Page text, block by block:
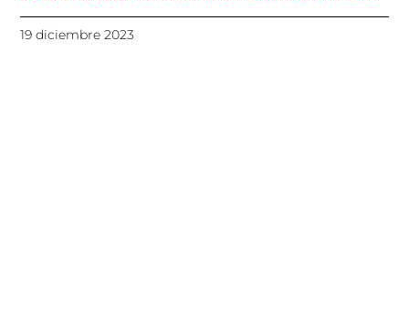
19 diciembre 2023